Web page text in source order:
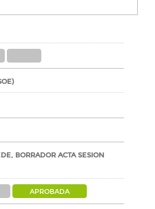
BORRADOR ACTA SESION
APROBADA